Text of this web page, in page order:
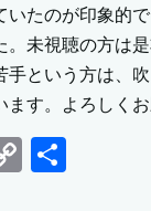
いたのが印象的
未視聴の方は
という方は、吹
す。よろしくお
Copy